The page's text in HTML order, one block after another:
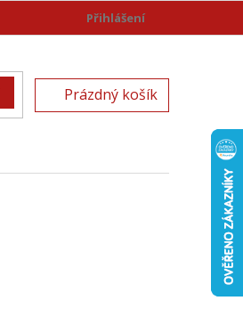
Přihlášení
NÁKUPNÍ
KOŠÍK
Prázdný košík